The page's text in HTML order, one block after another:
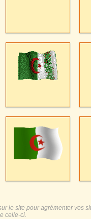
le site pour agrémenter vos
celle-ci.